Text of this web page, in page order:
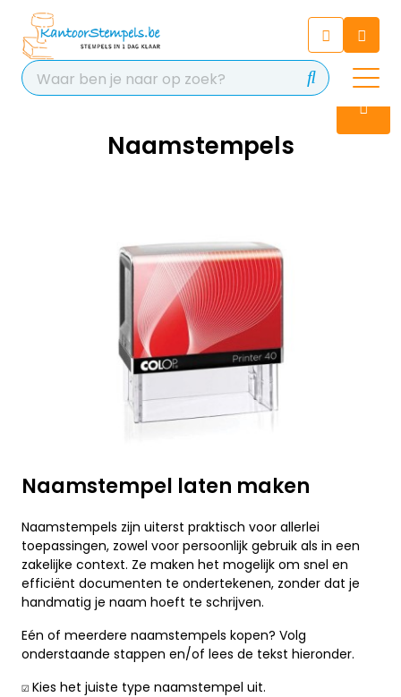
Chatbot
Chat 24/7 met onze chatbot
voor hulp
Contact
Naamstempels
Naamstempel laten maken
Naamstempels zijn uiterst praktisch voor allerlei
toepassingen, zowel voor persoonlijk gebruik als in een
zakelijke context. Ze maken het mogelijk om snel en
efficiënt documenten te ondertekenen, zonder dat je
handmatig je naam hoeft te schrijven.
Eén of meerdere naamstempels kopen? Volg
onderstaande stappen en/of lees de tekst hieronder.
☑️ Kies het juiste type naamstempel uit.